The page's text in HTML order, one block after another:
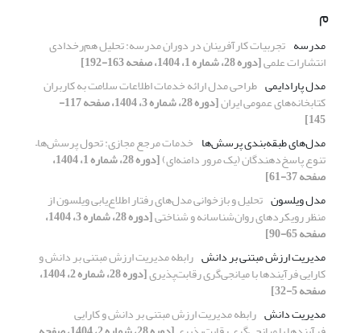
م
مدرسه تجربیات کارآفرینان در دوران مدرسه: تحلیل هم‌رخدادی
انتشارات علمی[دوره 28، شماره 1، 1404، صفحه 163-192]
مدل پارادایمی طراحی مدل ارائه خدمات اطلاعات سلامت به کاربران
کتابخانه‌­های عمومی ایران [دوره 28، شماره 3، 1404، صفحه 117-
145]
مدل‌های طبقه‌بندی پرسش‌ها خدمات مرجع مجازی: تحول پرسش‌ها–
تنوع پاسخ‌دهندگان (یک مرور دامنه‌‌ای) [دوره 28، شماره 1، 1404،
صفحه 37-61]
مدل ویلسون تحلیل و بازخوانی مدل‌های رفتار اطلاع‌یابی ویلسون از
منظر رویکردهای روان‌شناسانه و شناختی [دوره 28، شماره 3، 1404،
صفحه 65-90]
مدیریت ارزش مبتنی بر دانش رابطه مدیریت ارزش مبتنی بر دانش و
کارایی فرآیندها با میانجی‌گری رقابت‌پذیری [دوره 28، شماره 2، 1404،
صفحه 5-32]
مدیریت دانش رابطه مدیریت ارزش مبتنی بر دانش و کارایی